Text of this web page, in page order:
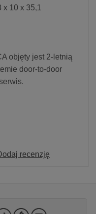
10 x 35,1
objęty jest 2-letnią
door-to-door
recenzję